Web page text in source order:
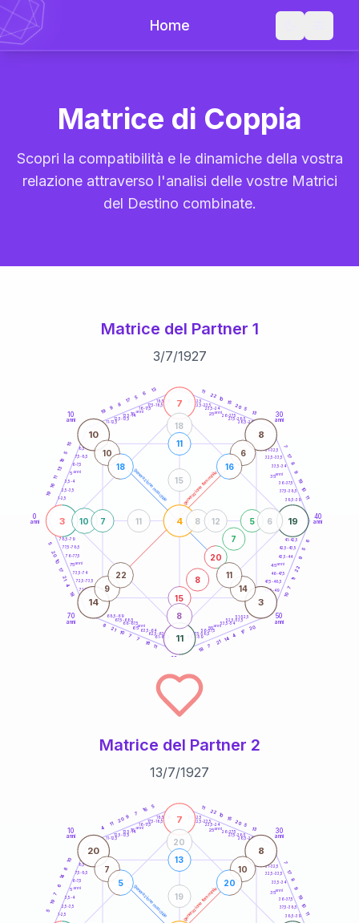
Home
Matrice di Coppia
Scopri la compatibilità e le dinamiche della vostra
relazione attraverso l'analisi delle vostre Matrici
del Destino combinate.
Matrice del Partner 1
3/7/1927
generazione maschile generazione femminile
0
anni
10
anni
30
anni
40
anni
50
anni
60
70
anni
1-2,5
2,5-3,5
3,5-4
6-7,5
7,5-8,5
8,5-9
11-12,5
12,5-13,5
13,5-14
16-17,5
17,5-18,5
18,5-19
21-22,5
22,5-23,5
23,5-24
26-27,5
27,5-28,5
28,5-29
31-32,5
32,5-33,5
33,5-34
36-37,5
37,5-38,5
38,5-39
41-42,5
42,5-43,5
43,5-44
46-47,5
47,5-48,5
48,5-49
51-52,5
52,5-53,5
53,5-54
56-57,5
57,5-58,5
58,5-59
61-62,5
62,5-63,5
63,5-64
66-67,5
67,5-68,5
68,5-69
71-72,5
72,5-73,5
73,5-74
76-77,5
77,5-78,5
78,5-79
19
16
11
13
18
5
15
19
9
8
17
5
6
13 11
22 10
15
20 5
13
7
17
8
9
19
10
11
6
5
9
22
11
7
10
20
17
4
14
21
7
18
11
18
7
7
10
21
8
18
4
21
17
10
20
5
3
7
19
11
4
10 8
14 3
15
8
20
7
5
10
18
6
8
7
11
8 12
11
15
10
18
6
16
9
22
14
11
5anni
15 anni 25anni
35anni
45anni
55anni
65anni
75anni
Matrice del Partner 2
13/7/1927
generazione maschile generazione femminile
10
anni
30
anni
1-2,5
2,5-3,5
3,5-4
6-7,5
7,5-8,5
8,5-9
11-12,5
12,5-13,5
13,5-14
16-17,5
17,5-18,5
18,5-19 21-22,5
22,5-23,5
23,5-24
26-27,5
27,5-28,5
28,5-29
31-32,5
32,5-33,5
33,5-34
36-37,5
37,5-38,5
38,5-39
5
19
7
6
14
8
10
4
11
20
9
7
16 5 11
22 10
15
20 5
13
7
17
8
9
19
10
11
7
20 8
20
13
19
7
5
10
20
5anni
15 anni 25anni
35anni